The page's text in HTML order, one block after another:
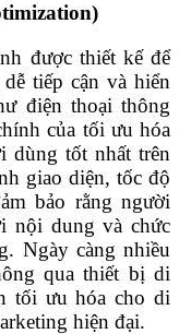
được thiết kế để
tiếp cận và hiển
điện thoại thông
của tối ưu hóa
dùng tốt nhất trên
giao diện, tốc độ
bảo rằng người
nội dung và chức
Ngày càng nhiều
qua thiết bị di
tối ưu hóa cho di
hiện đại.